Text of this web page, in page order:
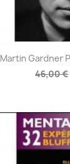

Martin Gardner
46,00 €